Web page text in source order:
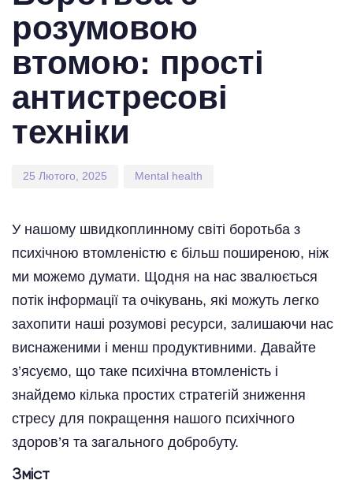
розумовою
втомою: прості
антистресові
техніки
25 Лютого, 2025 Mental health
У нашому швидкоплинному світі боротьба з
психічною втомленістю є більш поширеною, ніж
ми можемо думати. Щодня на нас звалюється
потік інформації та очікувань, які можуть легко
захопити наші розумові ресурси, залишаючи нас
виснаженими і менш продуктивними. Давайте
з’ясуємо, що таке психічна втомленість і
знайдемо кілька простих стратегій зниження
стресу для покращення нашого психічного
здоров’я та загального добробуту.
Зміст